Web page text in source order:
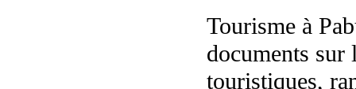
Tourisme à
documents sur
touristiques,